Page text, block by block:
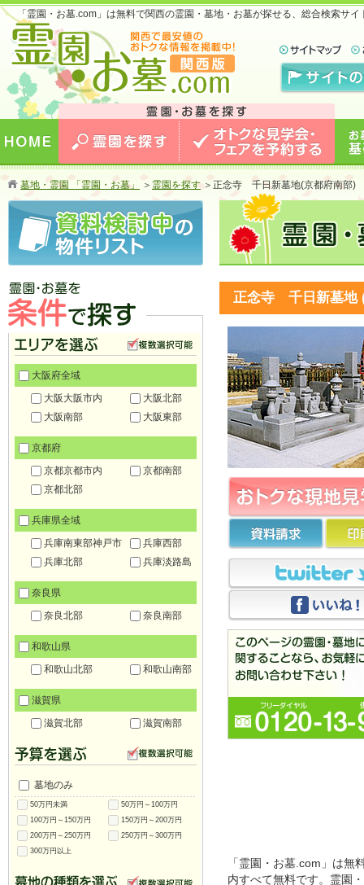
「霊園・お墓.com」は無料で関西の霊園・墓地・お墓が探せる、総合検索サ
お墓のことなら霊園・お墓.com 関西版 関西で
最安値のおトクな情報を掲載中！
する
墓地・霊園 「霊園・お墓」 ＞ 霊園を探す ＞ 正念寺 千日新墓地(京都府南部)
正念寺 千日新墓地
「霊園・お墓.com」は
内すべて無料です。霊園
霊園・お墓を条件で探す
大阪府全域
大阪大阪市内
大阪北部
大阪南部
大阪東部
京都府
京都京都市内
京都南部
京都北部
兵庫県全域
兵庫南東部神戸市
兵庫西部
兵庫北部
兵庫淡路島
奈良県
奈良北部
奈良南部
和歌山県
和歌山北部
和歌山南部
滋賀県
滋賀北部
滋賀南部
墓地のみ
50万円未満
50万円～100万円
100万円～150万円
150万円～200万円
200万円～250万円
250万円～300万円
300万円以上